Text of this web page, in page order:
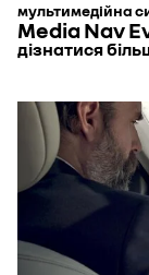
мультимедійна
Media Nav
дізнатися